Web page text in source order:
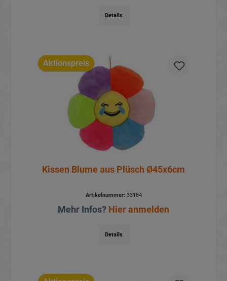
Details
Aktionspreis
Kissen Blume aus Plüsch Ø45x6cm
Artikelnummer:33184
Mehr Infos? Hier anmelden
Details